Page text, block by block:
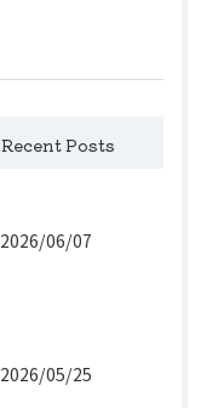
Recent Posts
2026/06/07
2026/05/25